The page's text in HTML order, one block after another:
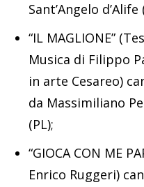
Sant’Angelo d’Alife
“IL MAGLIONE”
Musica di Filippo
in arte Cesareo)
da Massimiliano
(PL);
“GIOCA CON ME
Enrico Ruggeri)